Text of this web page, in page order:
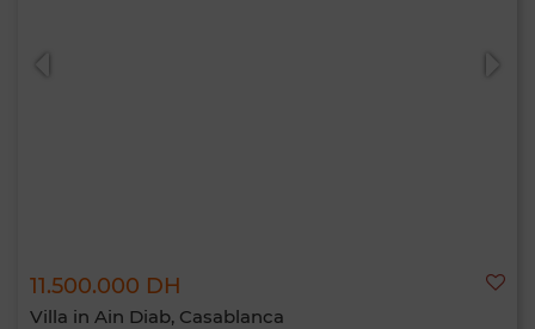
11.500.000 DH
Villa in Ain Diab, Casablanca